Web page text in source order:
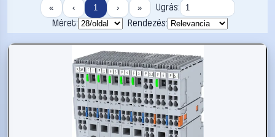
« ‹ 1 › »
Ugrás:
Méret:
Rendezés: